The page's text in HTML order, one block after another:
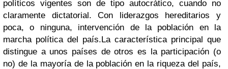
políticos vigentes son de tipo autocrático, cuando no
claramente dictatorial. Con liderazgos hereditarios y
poca, o ninguna, intervención de la población en la
marcha política del país.La característica principal que
distingue a unos países de otros es la participación (o
no) de la mayoría de la población en la riqueza del país,